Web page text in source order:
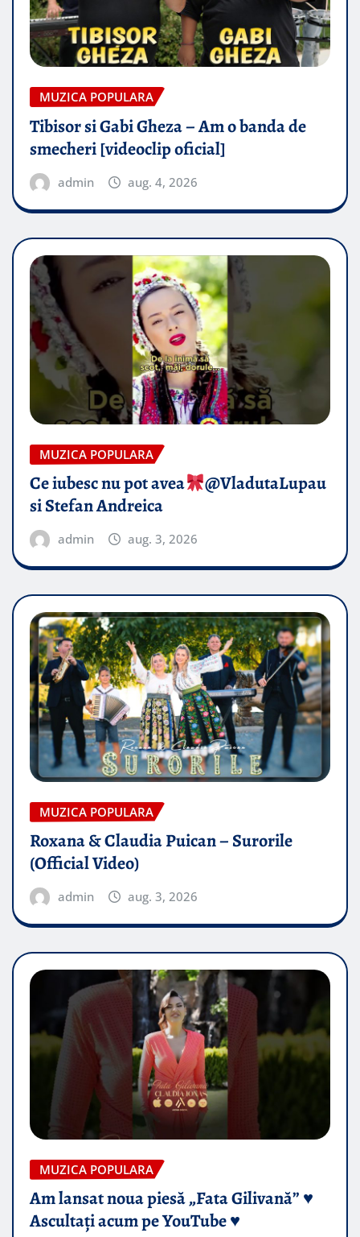
MUZICA POPULARA
Tibisor si Gabi Gheza – Am o banda de
smecheri [videoclip oficial]
admin aug. 4, 2026
MUZICA POPULARA
Ce iubesc nu pot avea
​@VladutaLupau
si Stefan Andreica
admin aug. 3, 2026
MUZICA POPULARA
Roxana & Claudia Puican – Surorile
(Official Video)
admin aug. 3, 2026
MUZICA POPULARA
Am lansat noua piesă „Fata Gilivană” ♥️
Ascultați acum pe YouTube ♥️